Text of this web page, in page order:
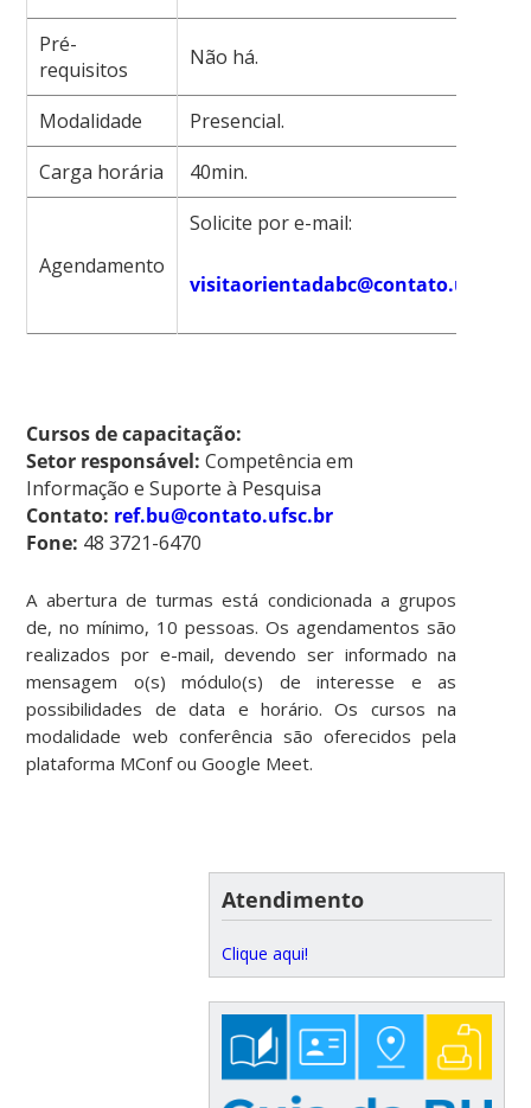
Pré-
requisitos
Não há.
Modalidade
Presencial.
Carga horária
40min.
Agendamento
Solicite por e-mail:
visitaorientadabc@contato.ufsc.br
Cursos de capacitação:
Setor responsável: Competência em
Informação e Suporte à Pesquisa
Contato: ref.bu@contato.ufsc.br
Fone: 48 3721-6470
A abertura de turmas está condicionada a grupos
de, no mínimo, 10 pessoas. Os agendamentos são
realizados por e-mail, devendo ser informado na
mensagem o(s) módulo(s) de interesse e as
possibilidades de data e horário. Os cursos na
modalidade web conferência são oferecidos pela
plataforma MConf ou Google Meet.
Atendimento
Clique aqui!